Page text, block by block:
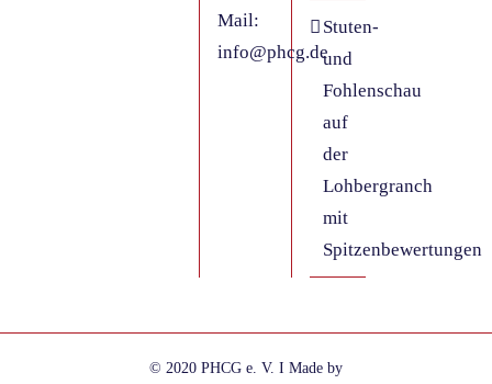
Mail:
info@phcg.de
Stuten-
und
Fohlenschau
auf
der
Lohbergranch
mit
Spitzenbewertungen
© 2020 PHCG e. V. I Made by